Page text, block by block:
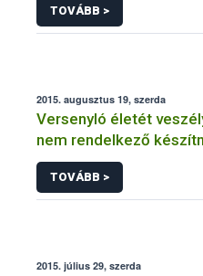
TOVÁBB >
2015. augusztus 19, szerda
Versenyló életét
nem rendelkező
TOVÁBB >
2015. július 29, szerda